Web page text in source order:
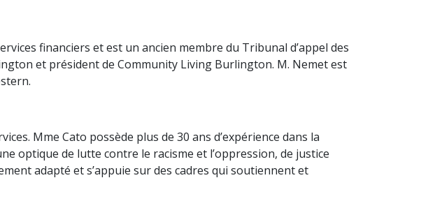
financiers et est un ancien membre du Tribunal d’appel des
et président de Community Living Burlington. M. Nemet est
Mme Cato possède plus de 30 ans d’expérience dans la
optique de lutte contre le racisme et l’oppression, de justice
adapté et s’appuie sur des cadres qui soutiennent et